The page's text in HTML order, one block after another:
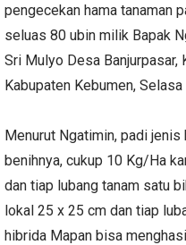
pengecekan hama tanaman
seluas 80 ubin milik Bapak
Sri Mulyo Desa Banjurpasar,
Kabupaten Kebumen,
Menurut Ngatimin, padi
benihnya, cukup 10 Kg/Ha
dan tiap lubang tanam satu
lokal 25 x 25 cm dan tiap
hibrida Mapan bisa